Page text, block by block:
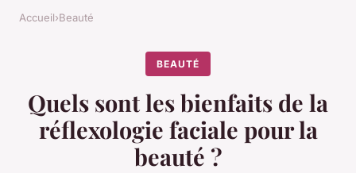
Accueil›Beauté
BEAUTÉ
Quels sont les bienfaits de la
réflexologie faciale pour la
beauté ?